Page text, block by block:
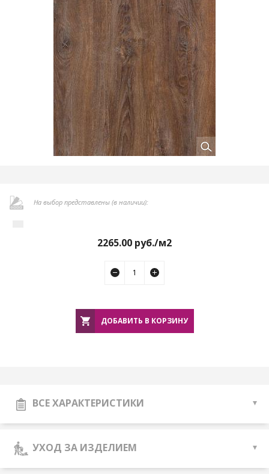
На выбор представлены (в наличии):
2265.00 руб./м2
ДОБАВИТЬ В КОРЗИНУ
ВСЕ ХАРАКТЕРИСТИКИ
УХОД ЗА ИЗДЕЛИЕМ